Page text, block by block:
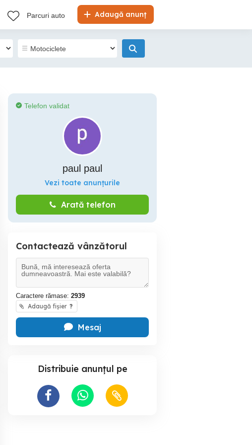
Adaugă anunț
Parcuri auto
Telefon validat
paul paul
Vezi toate anunțurile
Arată telefon
Contactează vânzătorul
Caractere rămase: 2939
Adaugă fișier ?
Mesaj
Distribuie anunțul pe